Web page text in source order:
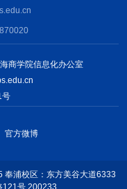
商学院信息化办公室
号
官方微博
奉浦校区：东方美谷大道6333
121号 200233